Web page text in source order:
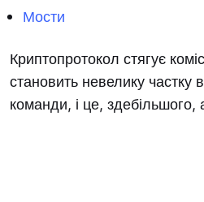
Мости
Криптопротокол стягує
становить невелику частку
команди, і це,